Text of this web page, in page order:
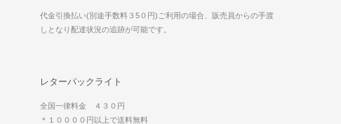
代金引換払い(別途手数料３5０円)ご利用の場合、販売員からの手渡
しとなり配達状況の追跡が可能です。
レターパックライト
全国一律料金 ４３０円
＊１００００円以上で送料無料